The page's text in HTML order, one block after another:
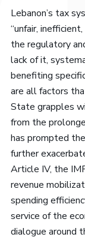
Lebanon’s tax
“unfair,
the regulatory
lack of it,
benefiting
are all factors
State grapples
from the
has prompted
further
Article IV, the
revenue
spending
service of the
dialogue around